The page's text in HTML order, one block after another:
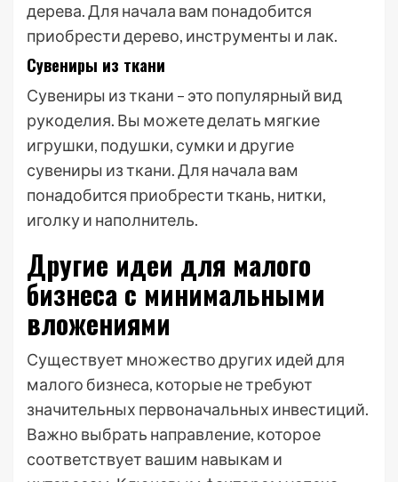
дерева. Для начала вам понадобится
приобрести дерево, инструменты и лак.
Сувениры из ткани
Сувениры из ткани – это популярный вид
рукоделия. Вы можете делать мягкие
игрушки, подушки, сумки и другие
сувениры из ткани. Для начала вам
понадобится приобрести ткань, нитки,
иголку и наполнитель.
Другие идеи для малого
бизнеса с минимальными
вложениями
Существует множество других идей для
малого бизнеса, которые не требуют
значительных первоначальных инвестиций.
Важно выбрать направление, которое
соответствует вашим навыкам и